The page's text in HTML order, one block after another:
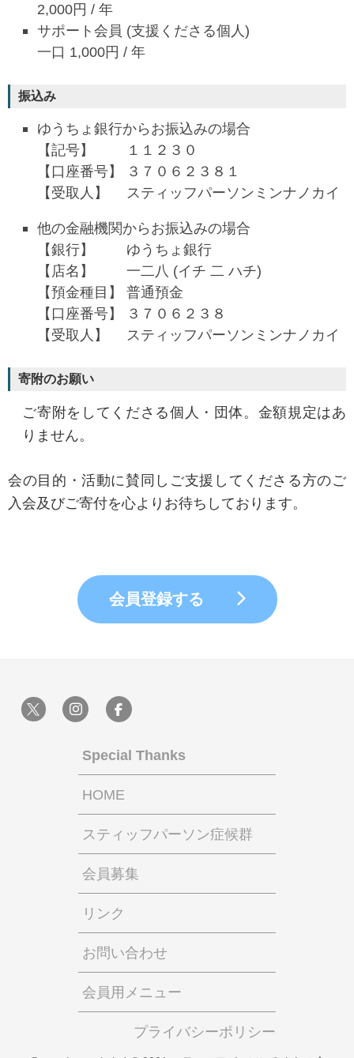
2,000円 / 年
サポート会員 (支援くださる個人)
一口 1,000円 / 年
振込み
ゆうちょ銀行からお振込みの場合
【記号】 １１２３０
【口座番号】 ３７０６２３８１
【受取人】 スティッフパーソンミンナノカイ
他の金融機関からお振込みの場合
【銀行】 ゆうちょ銀行
【店名】 一二八 (イチ 二 ハチ)
【預金種目】 普通預金
【口座番号】 ３７０６２３８
【受取人】 スティッフパーソンミンナノカイ
寄附のお願い
ご寄附をしてくださる個人・団体。金額規定はあ
りません。
会の目的・活動に賛同しご支援してくださる方のご
入会及びご寄付を心よりお待ちしております。
会員登録する
Special Thanks
HOME
スティッフパーソン症候群
会員募集
リンク
お問い合わせ
会員用メニュー
プライバシーポリシー